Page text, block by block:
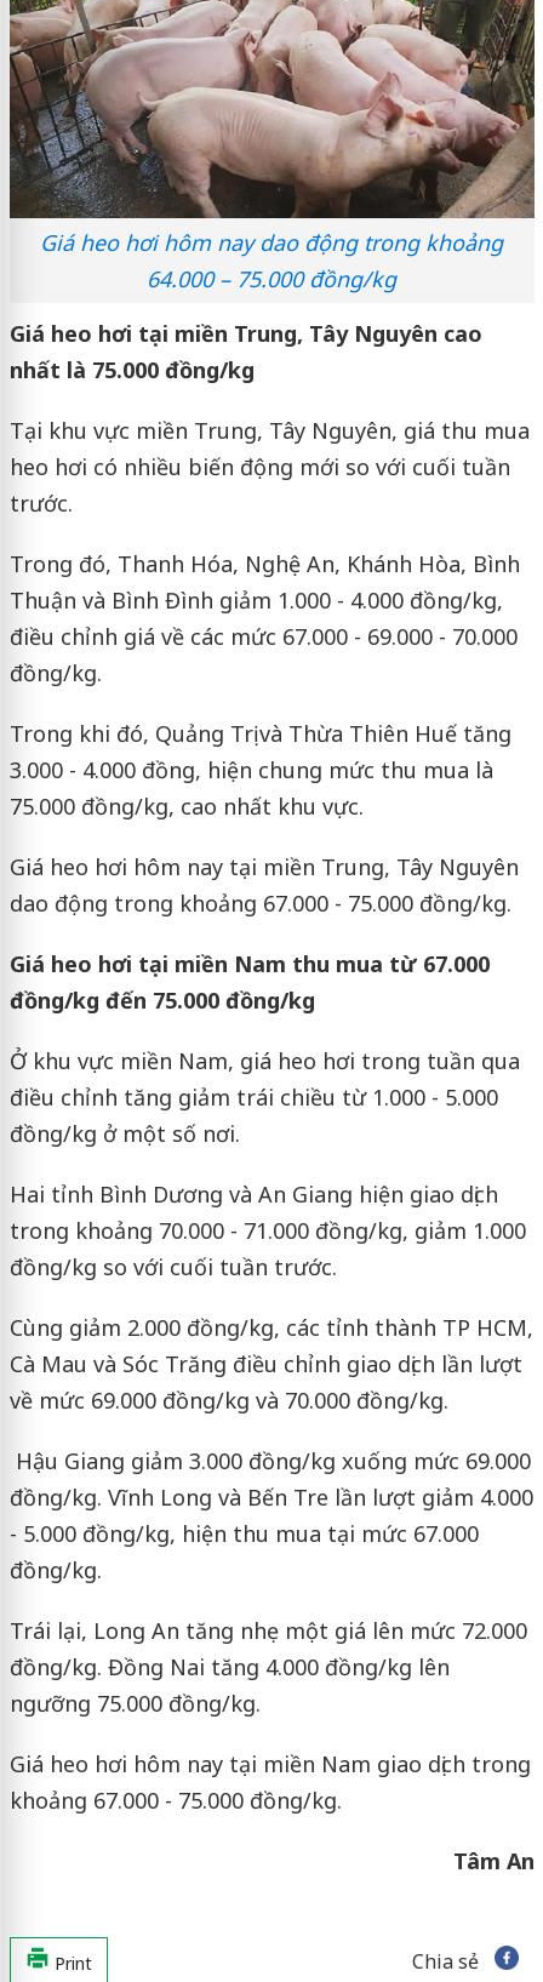
Giá heo hơi hôm nay dao động trong khoảng
64.000 – 75.000 đồng/kg
Giá heo hơi tại miền Trung, Tây Nguyên cao
nhất là 75.000 đồng/kg
Tại khu vực miền Trung, Tây Nguyên, giá thu mua
heo hơi có nhiều biến động mới so với cuối tuần
trước.
Trong đó, Thanh Hóa, Nghệ An, Khánh Hòa, Bình
Thuận và Bình Đình giảm 1.000 - 4.000 đồng/kg,
điều chỉnh giá về các mức 67.000 - 69.000 - 70.000
đồng/kg.
Trong khi đó, Quảng Trị và Thừa Thiên Huế tăng
3.000 - 4.000 đồng, hiện chung mức thu mua là
75.000 đồng/kg, cao nhất khu vực.
Giá heo hơi hôm nay tại miền Trung, Tây Nguyên
dao động trong khoảng 67.000 - 75.000 đồng/kg.
Giá heo hơi tại miền Nam thu mua từ 67.000
đồng/kg đến 75.000 đồng/kg
Ở khu vực miền Nam, giá heo hơi trong tuần qua
điều chỉnh tăng giảm trái chiều từ 1.000 - 5.000
đồng/kg ở một số nơi.
Hai tỉnh Bình Dương và An Giang hiện giao dịch
trong khoảng 70.000 - 71.000 đồng/kg, giảm 1.000
đồng/kg so với cuối tuần trước.
Cùng giảm 2.000 đồng/kg, các tỉnh thành TP HCM,
Cà Mau và Sóc Trăng điều chỉnh giao dịch lần lượt
về mức 69.000 đồng/kg và 70.000 đồng/kg.
Hậu Giang giảm 3.000 đồng/kg xuống mức 69.000
đồng/kg. Vĩnh Long và Bến Tre lần lượt giảm 4.000
- 5.000 đồng/kg, hiện thu mua tại mức 67.000
đồng/kg.
Trái lại, Long An tăng nhẹ một giá lên mức 72.000
đồng/kg. Đồng Nai tăng 4.000 đồng/kg lên
ngưỡng 75.000 đồng/kg.
Giá heo hơi hôm nay tại miền Nam giao dịch trong
khoảng 67.000 - 75.000 đồng/kg.
Tâm An
Print Chia sẻ